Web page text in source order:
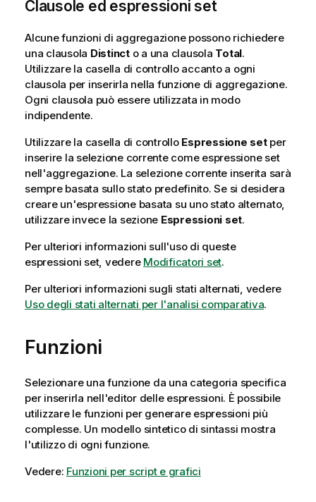
Clausole ed espressioni set
Alcune funzioni di aggregazione possono richiedere
una clausola Distincto a una clausola Total.
Utilizzare la casella di controllo accanto a ogni
clausola per inserirla nella funzione di aggregazione.
Ogni clausola può essere utilizzata in modo
indipendente.
Utilizzare la casella di controllo Espressione setper
inserire la selezione corrente come espressione set
nell'aggregazione. La selezione corrente inserita sarà
sempre basata sullo stato predefinito. Se si desidera
creare un'espressione basata su uno stato alternato,
utilizzare invece la sezione Espressioni set.
Per ulteriori informazioni sull'uso di queste
espressioni set, vedere Modificatori set.
Per ulteriori informazioni sugli stati alternati, vedere
Uso degli stati alternati per l'analisi comparativa.
Funzioni
Selezionare una funzione da una categoria specifica
per inserirla nell'editor delle espressioni. È possibile
utilizzare le funzioni per generare espressioni più
complesse. Un modello sintetico di sintassi mostra
l'utilizzo di ogni funzione.
Vedere: Funzioni per script e grafici